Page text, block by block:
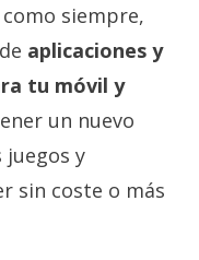
siempre,
aplicaciones y
tu móvil y
un nuevo
y
sin coste o más